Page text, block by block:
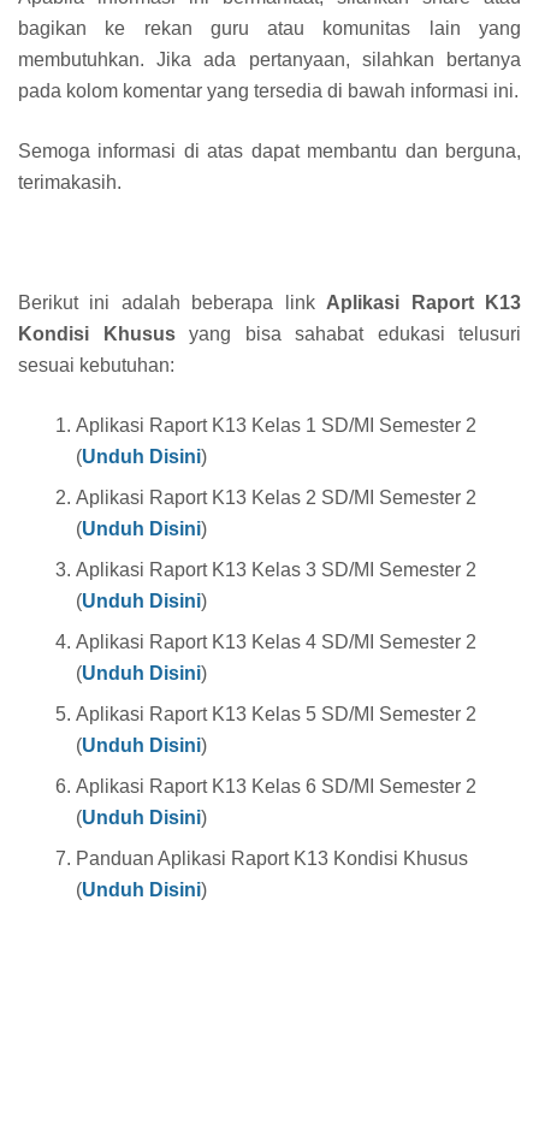
bagikan ke rekan guru atau komunitas lain yang
membutuhkan. Jika ada pertanyaan, silahkan bertanya
pada kolom komentar yang tersedia di bawah informasi ini.
Semoga informasi di atas dapat membantu dan berguna,
terimakasih.
Berikut ini adalah beberapa link Aplikasi Raport K13
Kondisi Khusus
yang bisa sahabat edukasi telusuri
sesuai kebutuhan:
Aplikasi Raport K13 Kelas 1 SD/MI Semester 2
(Unduh Disini)
Aplikasi Raport K13 Kelas 2 SD/MI Semester 2
(Unduh Disini)
Aplikasi Raport K13 Kelas 3 SD/MI Semester 2
(Unduh Disini)
Aplikasi Raport K13 Kelas 4 SD/MI Semester 2
(Unduh Disini)
Aplikasi Raport K13 Kelas 5 SD/MI Semester 2
(Unduh Disini)
Aplikasi Raport K13 Kelas 6 SD/MI Semester 2
(Unduh Disini)
Panduan Aplikasi Raport K13 Kondisi Khusus
(Unduh Disini)